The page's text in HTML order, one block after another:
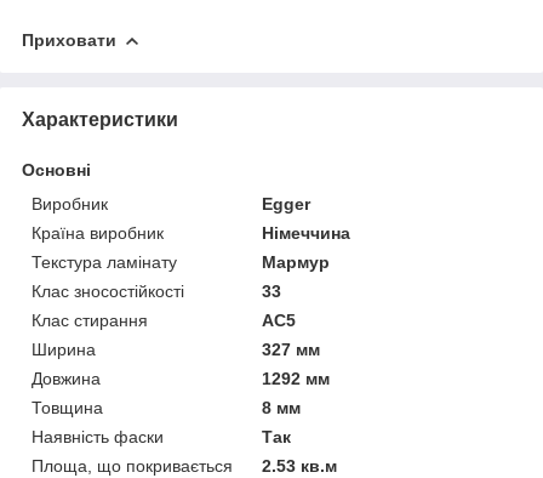
Приховати
Характеристики
Основні
Виробник
Egger
Країна виробник
Німеччина
Текстура ламінату
Мармур
Клас зносостійкості
33
Клас стирання
АС5
Ширина
327 мм
Довжина
1292 мм
Товщина
8 мм
Наявність фаски
Так
Площа, що покривається
2.53 кв.м